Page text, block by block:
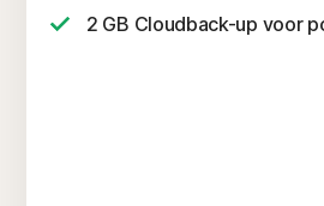
2 GB Cloudback-up voor